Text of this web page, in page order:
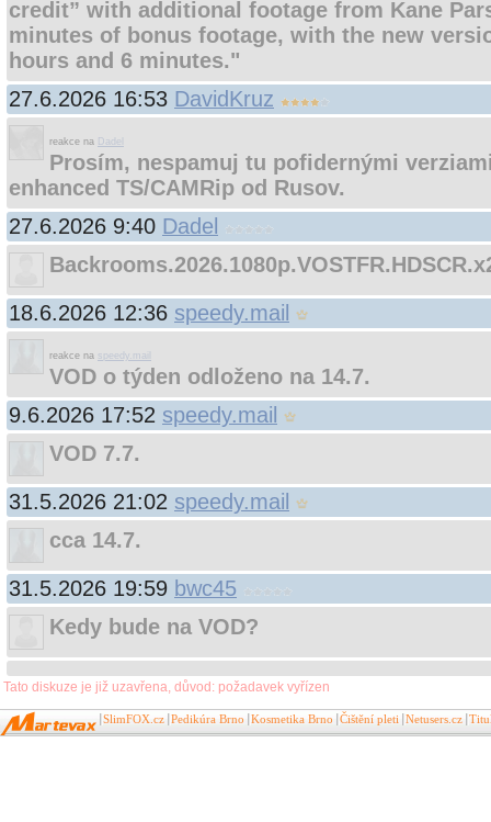
credit” with additional footage from Kane
minutes of bonus footage, with the new
hours and 6 minutes."
27.6.2026 16:53 DavidKruz
reakce na Dadel
Prosím, nespamuj tu pofidernými
enhanced TS/CAMRip od Rusov.
27.6.2026 9:40 Dadel
18.6.2026 12:36 speedy.mail
reakce na speedy.mail
VOD o týden odloženo na 14.7.
9.6.2026 17:52 speedy.mail
VOD 7.7.
31.5.2026 21:02 speedy.mail
cca 14.7.
31.5.2026 19:59 bwc45
Kedy bude na VOD?
Tato diskuze je již uzavřena, důvod: požadavek vyřízen
SlimFOX.cz Pedikúra Brno Kosmetika Brno Čištění pleti Netusers.cz